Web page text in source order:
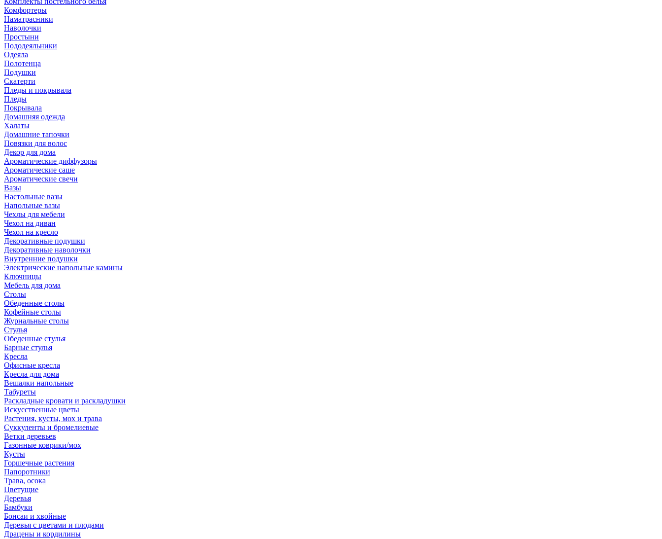
Комфортеры
Наматрасники
Наволочки
Простыни
Пододеяльники
Одеяла
Полотенца
Подушки
Скатерти
Пледы и покрывала
Пледы
Покрывала
Домашняя одежда
Халаты
Домашние тапочки
Повязки для волос
Декор для дома
Ароматические диффузоры
Ароматические саше
Ароматические свечи
Вазы
Настольные вазы
Напольные вазы
Чехлы для мебели
Чехол на диван
Чехол на кресло
Декоративные подушки
Декоративные наволочки
Внутренние подушки
Электрические напольные камины
Ключницы
Мебель для дома
Столы
Обеденные столы
Кофейные столы
Журнальные столы
Стулья
Обеденные стулья
Барные стулья
Кресла
Офисные кресла
Кресла для дома
Вешалки напольные
Табуреты
Раскладные кровати и раскладушки
Искусственные цветы
Растения, кусты, мох и трава
Суккуленты и бромелиевые
Ветки деревьев
Газонные коврики/мох
Кусты
Горшечные растения
Папоротники
Трава, осока
Цветущие
Деревья
Бамбуки
Бонсаи и хвойные
Деревья с цветами и плодами
Драцены и кордилины